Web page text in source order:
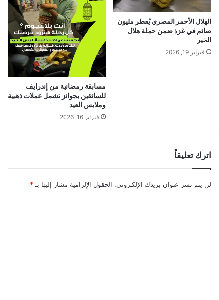
الهلال الأحمر المصري يُفطر مليون
صائم في غزة ضمن حملة هلال
الخير
فبراير 19, 2026
مسابقة رمضانية من إندرايف
للسائقين بجوائز تشمل عملات ذهبية
وملابس العيد
فبراير 16, 2026
اترك تعليقاً
لن يتم نشر عنوان بريدك الإلكتروني. الحقول الإلزامية مشار إليها بـ *